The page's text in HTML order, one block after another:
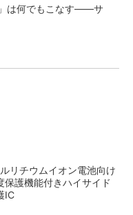
は何でもこなす――サ
リチウムイオン電池向け
保護機能付きハイサイド
IC